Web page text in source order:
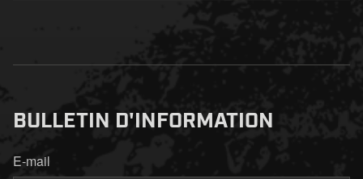
BULLETIN D'INFORMATION
E-mail